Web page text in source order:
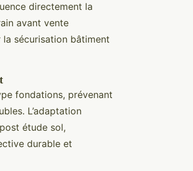
directement la
avant vente
sécurisation bâtiment
fondations, prévenant
L’adaptation
étude sol,
durable et